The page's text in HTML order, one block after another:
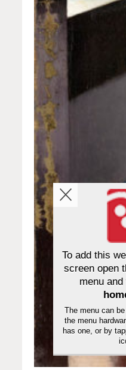
To add this
screen open
menu and
The menu can
the menu
has one, or by